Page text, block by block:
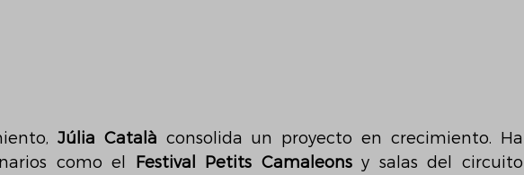
Júlia Català consolida un proyecto en crecimiento. Ha
como el
Festival Petits Camaleons y salas del circuito